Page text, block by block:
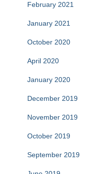
February 2021
January 2021
October 2020
April 2020
January 2020
December 2019
November 2019
October 2019
September 2019